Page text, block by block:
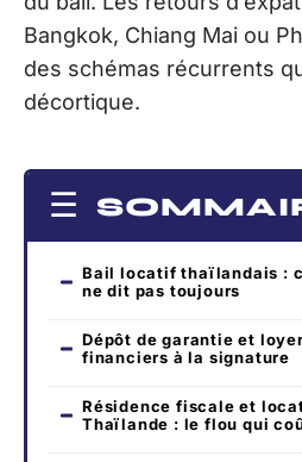
Bangkok, Chiang Mai ou
des schémas récurrents
décortique.
Bail locatif thaïlandais :
ne dit pas toujours
Dépôt de garantie et
financiers à la signature
Résidence fiscale et
Thaïlande : le flou qui